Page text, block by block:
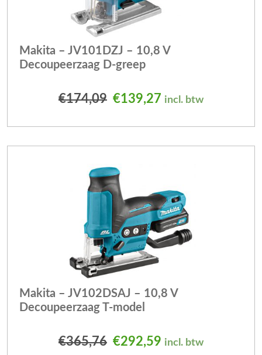
Makita – JV101DZJ – 10,8 V
Decoupeerzaag D-greep
€174,09 Oorspronkelijke prijs
€139,27 Huidige prijs is:
incl. btw
Makita – JV102DSAJ – 10,8 V
Decoupeerzaag T-model
€365,76 Oorspronkelijke prijs
€292,59 Huidige prijs is:
incl. btw